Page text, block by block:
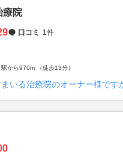
療院
口コミ 1件
から970m （徒歩13分）
いる治療院のオーナー様です